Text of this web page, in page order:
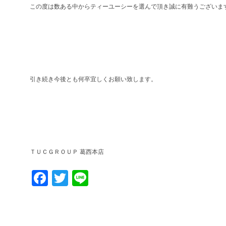
この度は数ある中からティーユーシーを選んで頂き誠に有難うございま
引き続き今後とも何卒宜しくお願い致します。
ＴＵＣＧＲＯＵＰ 葛西本店
Facebook
Twitter